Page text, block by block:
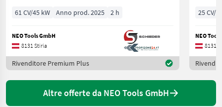
61 CV/45 kW Anno prod. 2025 2 h
NEO Tools GmbH
8131 Stiria
Rivenditore Premium Plus
25 CV/
NEO
8131
Altre offerte da NEO Tools GmbH